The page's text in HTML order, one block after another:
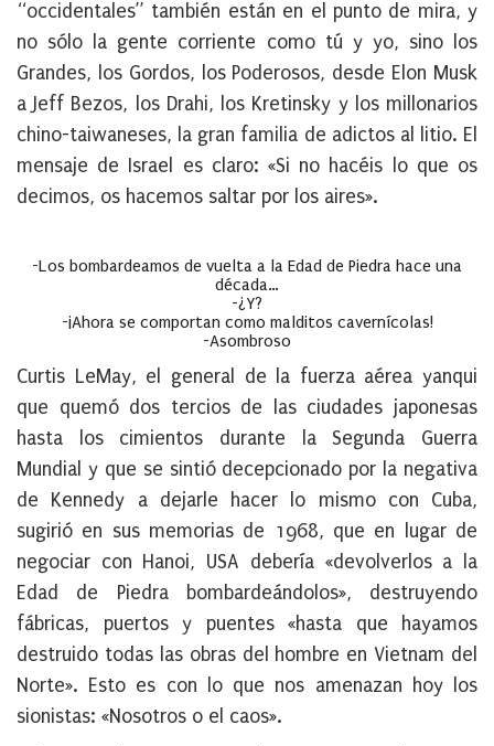
“occidentales” también están en el punto de mira, y
no sólo la gente corriente como tú y yo, sino los
Grandes, los Gordos, los Poderosos, desde Elon Musk
a Jeff Bezos, los Drahi, los Kretinsky y los millonarios
chino-taiwaneses, la gran familia de adictos al litio. El
mensaje de Israel es claro: «Si no hacéis lo que os
decimos, os hacemos saltar por los aires».
-Los bombardeamos de vuelta a la Edad de Piedra hace una
década…
-¿Y?
-¡Ahora se comportan como malditos cavernícolas!
-Asombroso
Curtis LeMay, el general de la fuerza aérea yanqui
que quemó dos tercios de las ciudades japonesas
hasta los cimientos durante la Segunda Guerra
Mundial y que se sintió decepcionado por la negativa
de Kennedy a dejarle hacer lo mismo con Cuba,
sugirió en sus memorias de 1968, que en lugar de
negociar con Hanoi, USA debería «devolverlos a la
Edad de Piedra bombardeándolos», destruyendo
fábricas, puertos y puentes «hasta que hayamos
destruido todas las obras del hombre en Vietnam del
Norte». Esto es con lo que nos amenazan hoy los
sionistas: «Nosotros o el caos».